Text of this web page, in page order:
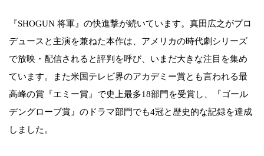
『SHOGUN 将軍』の快進撃が続いています。真田広之がプロ
デュースと主演を兼ねた本作は、アメリカの時代劇シリーズ
で放映・配信されると評判を呼び、いまだ大きな注目を集め
ています。また米国テレビ界のアカデミー賞とも言われる最
高峰の賞『エミー賞』で史上最多18部門を受賞し、『ゴール
デングローブ賞』のドラマ部門でも4冠と歴史的な記録を達成
しました。